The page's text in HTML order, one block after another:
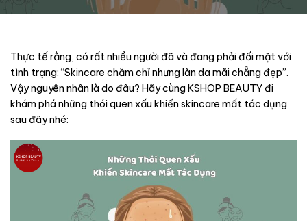
Thực tế rằng, có rất nhiều người đã và đang phải đối mặt với
tình trạng: “Skincare chăm chỉ nhưng làn da mãi chẳng đẹp”.
Vậy nguyên nhân là do đâu? Hãy cùng KSHOP BEAUTY đi
khám phá những thói quen xấu khiến skincare mất tác dụng
sau đây nhé: